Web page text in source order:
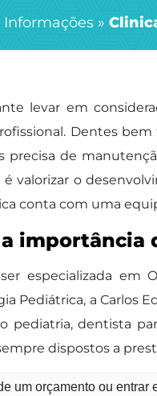
Informações »
levar em
Dentes
precisa de
é valorizar o
conta com uma
importância
especializada em
Pediátrica, a Carlos
pediatria, dentista
dispostos a
um orçamento ou